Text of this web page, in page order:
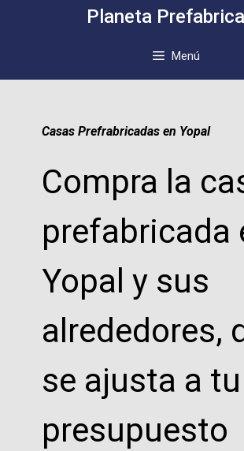
Planeta
Menú
Casas Prefrabricadas en Yopal
Compra la
prefabricada
Yopal y sus
alrededores,
se ajusta a tu
presupuesto